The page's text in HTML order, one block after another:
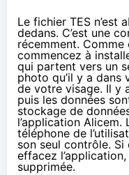
Le fichier TES n’est
dedans. C’est une
récemment.
commencez à
qui partent vers un
photo qu’il y a dans
de votre visage. Il y
puis les données
stockage de
l’application
téléphone de
son seul contrôle.
effacez
supprimée.